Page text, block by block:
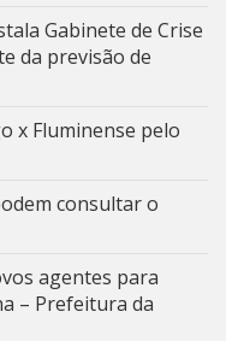
Gabinete de Crise
da previsão de
x Fluminense pelo
consultar o
agentes para
– Prefeitura da